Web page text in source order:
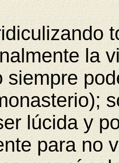
la
siempre
lúcida y
para no